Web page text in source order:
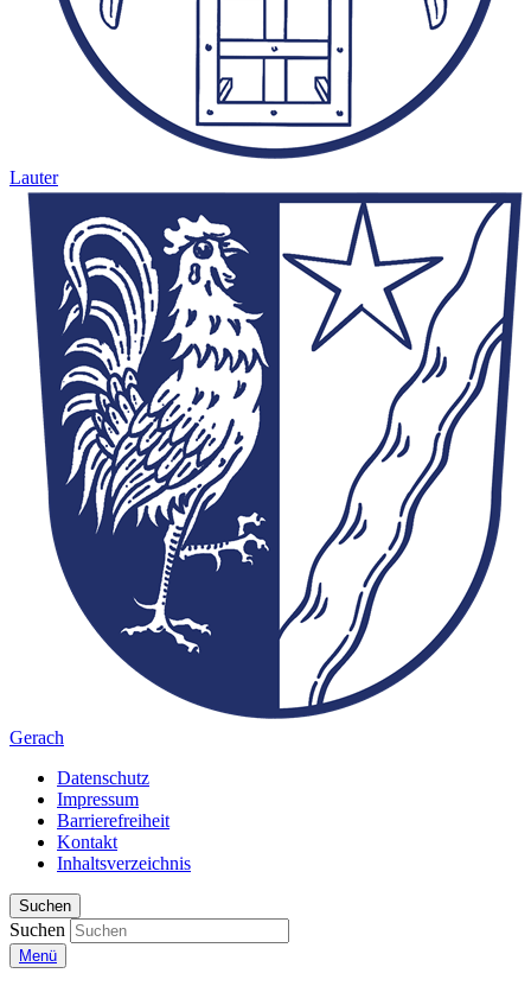
Lauter
Gerach
Datenschutz
Impressum
Barrierefreiheit
Kontakt
Inhaltsverzeichnis
Suchen
Suchen
Menü